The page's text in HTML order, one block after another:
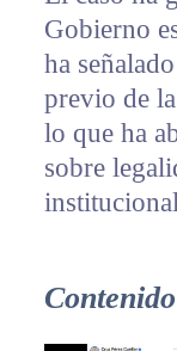
Gobierno
ha
previo de
lo que ha
sobre